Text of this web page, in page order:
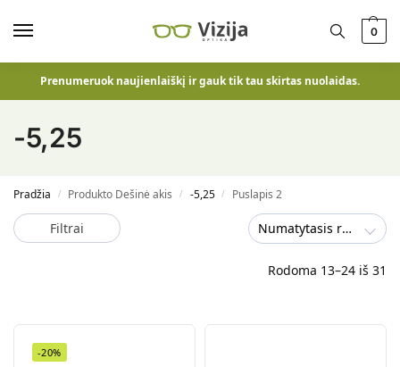
0
Prenumeruok naujienlaiškį ir gauk tik tau skirtas nuolaidas.
-5,25
Pradžia / Produkto Dešinė akis / -5,25 / Puslapis 2
Filtrai Numatytasis rūšiavimas
Rodoma 13–24 iš 31
-20%